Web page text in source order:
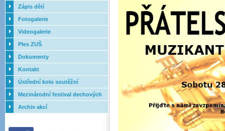
Zápis dětí
Fotogalerie
Videogalerie
Ples ZUŠ
Dokumenty
Kontakt
Ústřední kolo soutěžní
přehlídky dechových orchestrů
ZUŠ - 2017
Mezinárodní festival dechových
orchestrů - Letovice
Archiv akcí